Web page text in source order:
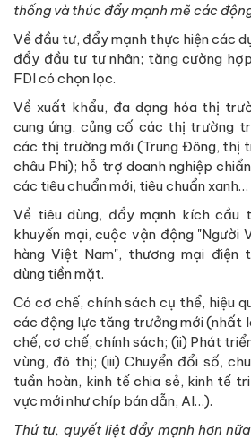
thống và thúc đẩy mạnh mẽ các
Về đầu tư, đẩy mạnh thực hiện các
đẩy đầu tư tư nhân; tăng cường
FDI có chọn lọc.
Về xuất khẩu, đa dạng hóa thị
cung ứng, củng cố các thị trường
các thị trường mới (Trung Đông, thị
châu Phi); hỗ trợ doanh nghiệp
các tiêu chuẩn mới, tiêu chuẩn xanh…
Về tiêu dùng, đẩy mạnh kích cầu
khuyến mại, cuộc vận động "Người
hàng Việt Nam", thương mại điện
dùng tiền mặt.
Có cơ chế, chính sách cụ thể, hiệu
các động lực tăng trưởng mới (nhất
chế, cơ chế, chính sách; (ii) Phát
vùng, đô thị; (iii) Chuyển đổi số,
tuần hoàn, kinh tế chia sẻ, kinh tế
vực mới như chíp bán dẫn, AI…).
Thứ tư, quyết liệt đẩy mạnh hơn